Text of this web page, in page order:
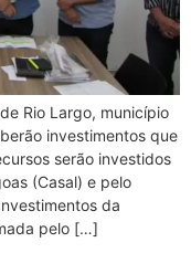
Rio Largo, município
investimentos que
serão investidos
(Casal) e pelo
da
pelo […]